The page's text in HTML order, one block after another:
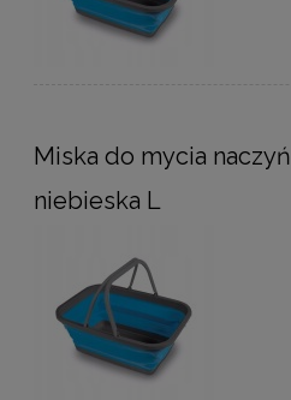
Miska do mycia
niebieska L